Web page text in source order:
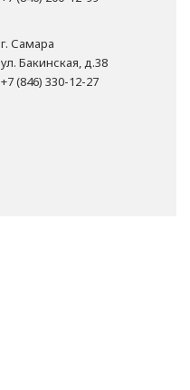
г. Самара
ул. Бакинская, д.38
+7 (846) 330-12-27